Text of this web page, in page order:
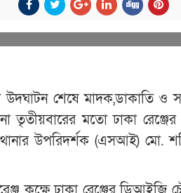
শেষে মাদক,ডাকাতি ও
তৃতীয়বারের মতো ঢাকা রেঞ্জের
থানার উপরিদর্শক (এসআই) মো.